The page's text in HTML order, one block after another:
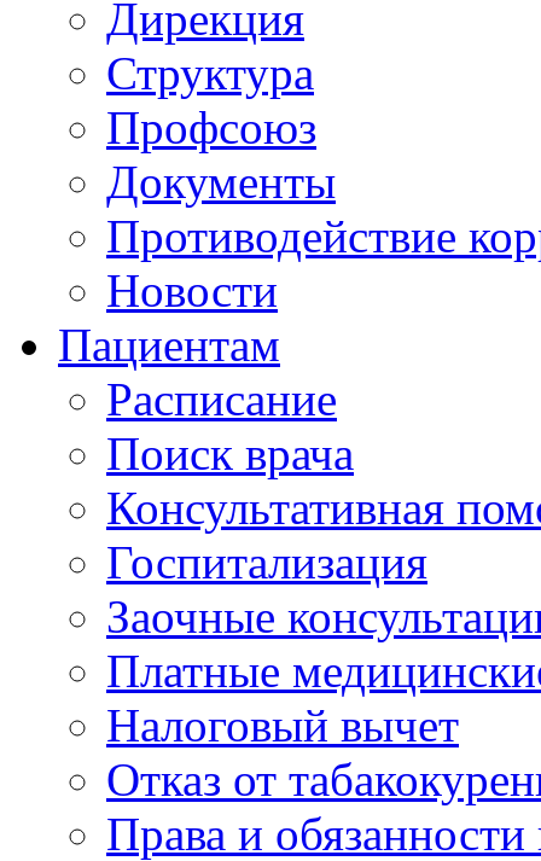
Дирекция
Структура
Профсоюз
Документы
Противодействие
Новости
Пациентам
Расписание
Поиск врача
Консультативная
Госпитализация
Заочные
Платные
Налоговый вычет
Отказ от
Права и